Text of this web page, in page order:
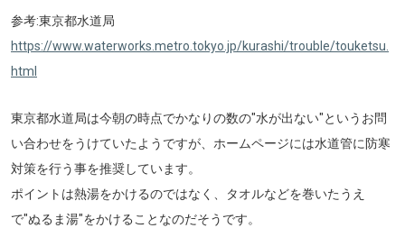
参考:東京都水道局
https://www.waterworks.metro.tokyo.jp/kurashi/trouble/touketsu.
html
東京都水道局は今朝の時点でかなりの数の"水が出ない"というお問
い合わせをうけていたようですが、ホームページには水道管に防寒
対策を行う事を推奨しています。
ポイントは熱湯をかけるのではなく、タオルなどを巻いたうえ
で"ぬるま湯"をかけることなのだそうです。